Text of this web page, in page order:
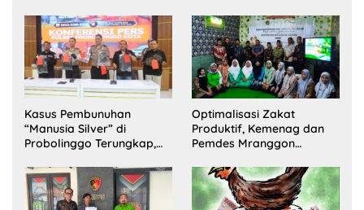
Kasus Pembunuhan
“Manusia Silver” di
Probolinggo Terungkap,
Satu Buron
Optimalisasi Zakat
Produktif, Kemenag dan
Pemdes Mranggon
Pelaksana Kampung
Zakat